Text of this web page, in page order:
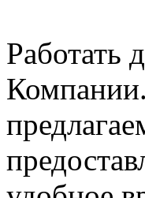
Работать